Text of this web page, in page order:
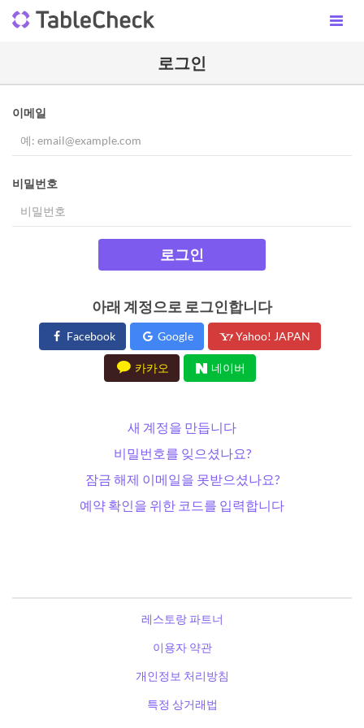
로그인
이메일
비밀번호
로그인
아래 계정으로 로그인합니다
Facebook Google Yahoo! JAPAN
카카오 네이버
새 계정을 만듭니다
비밀번호를 잊으셨나요?
잠금 해제 이메일을 못받으셨나요?
예약 확인을 위한 코드를 입력합니다
레스토랑 파트너
이용자 약관
개인정보 처리방침
특정 상거래법